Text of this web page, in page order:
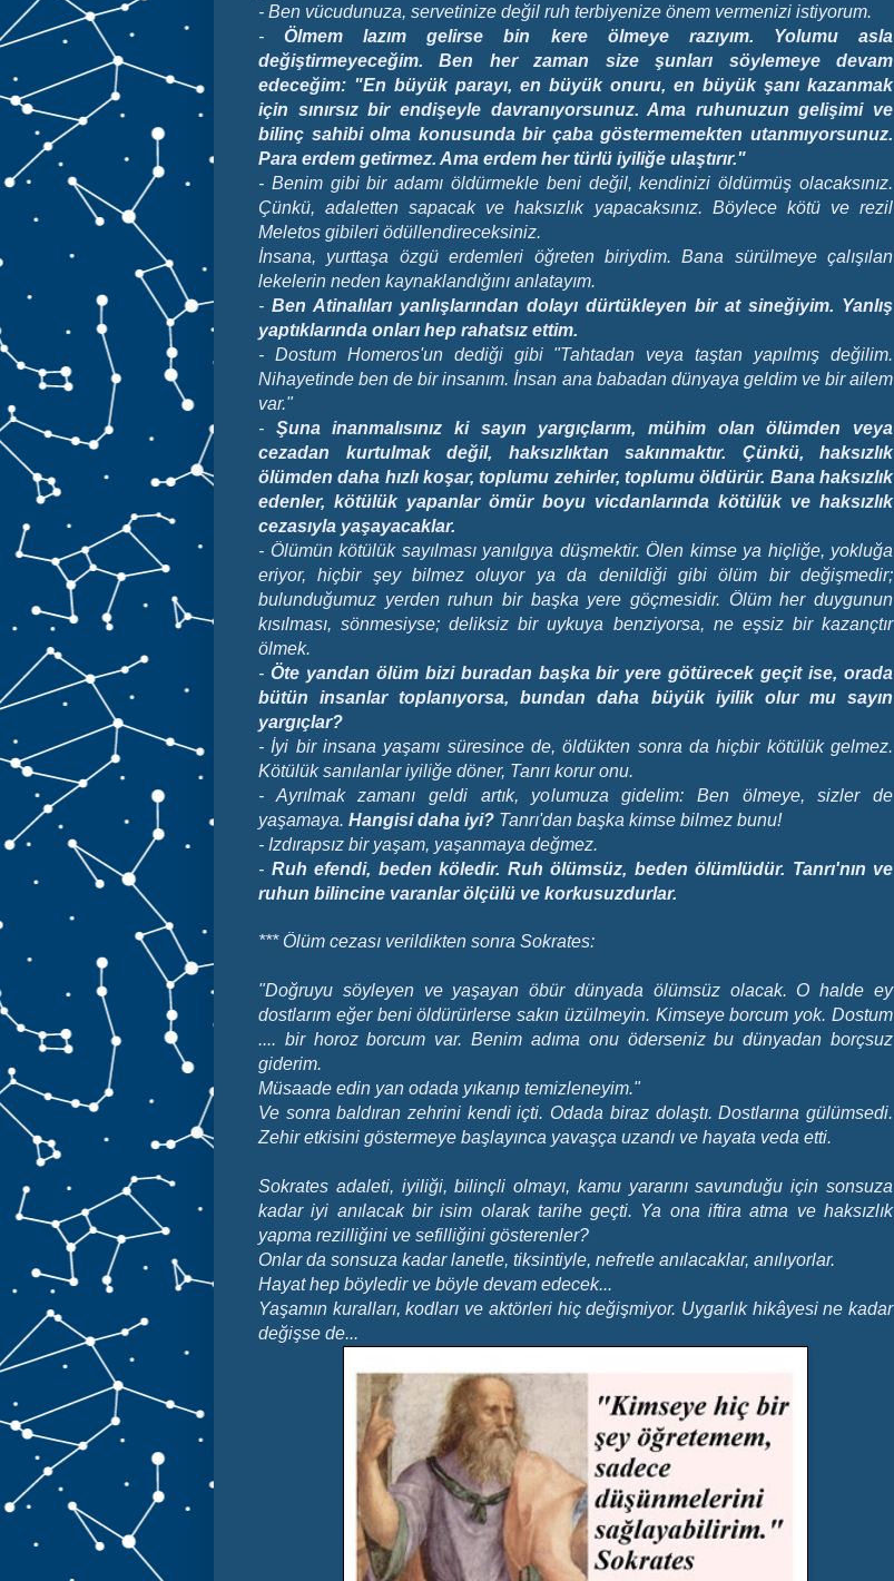
- Ben vücudunuza, servetinize değil ruh terbiyenize önem vermenizi istiyorum.
-Ölmem lazım gelirse bin kere ölmeye razıyım. Yolumu asla
değiştirmeyeceğim. Ben her zaman size şunları söylemeye devam
edeceğim: "En büyük parayı, en büyük onuru, en büyük şanı kazanmak
için sınırsız bir endişeyle davranıyorsunuz. Ama ruhunuzun gelişimi ve
bilinç sahibi olma konusunda bir çaba göstermemekten utanmıyorsunuz.
Para erdem getirmez. Ama erdem her türlü iyiliğe ulaştırır."
- Benim gibi bir adamı öldürmekle beni değil, kendinizi öldürmüş olacaksınız.
Çünkü, adaletten sapacak ve haksızlık yapacaksınız. Böylece kötü ve rezil
Meletos gibileri ödüllendireceksiniz.
İnsana, yurttaşa özgü erdemleri öğreten biriydim. Bana sürülmeye çalışılan
lekelerin neden kaynaklandığını anlatayım.
- Ben Atinalıları yanlışlarından dolayı dürtükleyen bir at sineğiyim. Yanlış
yaptıklarında onları hep rahatsız ettim.
- Dostum Homeros'un dediği gibi "Tahtadan veya taştan yapılmış değilim.
Nihayetinde ben de bir insanım. İnsan ana babadan dünyaya geldim ve bir ailem
var."
- Şuna inanmalısınız ki sayın yargıçlarım, mühim olan ölümden veya
cezadan kurtulmak değil, haksızlıktan sakınmaktır. Çünkü, haksızlık
ölümden daha hızlı koşar, toplumu zehirler, toplumu öldürür. Bana haksızlık
edenler, kötülük yapanlar ömür boyu vicdanlarında kötülük ve haksızlık
cezasıyla yaşayacaklar.
- Ölümün kötülük sayılması yanılgıya düşmektir. Ölen kimse ya hiçliğe, yokluğa
eriyor, hiçbir şey bilmez oluyor ya da denildiği gibi ölüm bir değişmedir;
bulunduğumuz yerden ruhun bir başka yere göçmesidir. Ölüm her duygunun
kısılması, sönmesiyse; deliksiz bir uykuya benziyorsa, ne eşsiz bir kazançtır
ölmek.
- Öte yandan ölüm bizi buradan başka bir yere götürecek geçit ise, orada
bütün insanlar toplanıyorsa, bundan daha büyük iyilik olur mu sayın
yargıçlar?
- İyi bir insana yaşamı süresince de, öldükten sonra da hiçbir kötülük gelmez.
Kötülük sanılanlar iyiliğe döner, Tanrı korur onu.
- Ayrılmak zamanı geldi artık, yolumuza gidelim: Ben ölmeye, sizler de
yaşamaya. Hangisi daha iyi? Tanrı'dan başka kimse bilmez bunu!
- Izdırapsız bir yaşam, yaşanmaya değmez.
- Ruh efendi, beden köledir. Ruh ölümsüz, beden ölümlüdür. Tanrı'nın ve
ruhun bilincine varanlar ölçülü ve korkusuzdurlar.
*** Ölüm cezası verildikten sonra Sokrates:
"Doğruyu söyleyen ve yaşayan öbür dünyada ölümsüz olacak. O halde ey
dostlarım eğer beni öldürürlerse sakın üzülmeyin. Kimseye borcum yok. Dostum
.... bir horoz borcum var. Benim adıma onu öderseniz bu dünyadan borçsuz
giderim.
Müsaade edin yan odada yıkanıp temizleneyim."
Ve sonra baldıran zehrini kendi içti. Odada biraz dolaştı. Dostlarına gülümsedi.
Zehir etkisini göstermeye başlayınca yavaşça uzandı ve hayata veda etti.
Sokrates adaleti, iyiliği, bilinçli olmayı, kamu yararını savunduğu için sonsuza
kadar iyi anılacak bir isim olarak tarihe geçti. Ya ona iftira atma ve haksızlık
yapma rezilliğini ve sefilliğini gösterenler?
Onlar da sonsuza kadar lanetle, tiksintiyle, nefretle anılacaklar, anılıyorlar.
Hayat hep böyledir ve böyle devam edecek...
Yaşamın kuralları, kodları ve aktörleri hiç değişmiyor. Uygarlık hikâyesi ne kadar
değişse de...